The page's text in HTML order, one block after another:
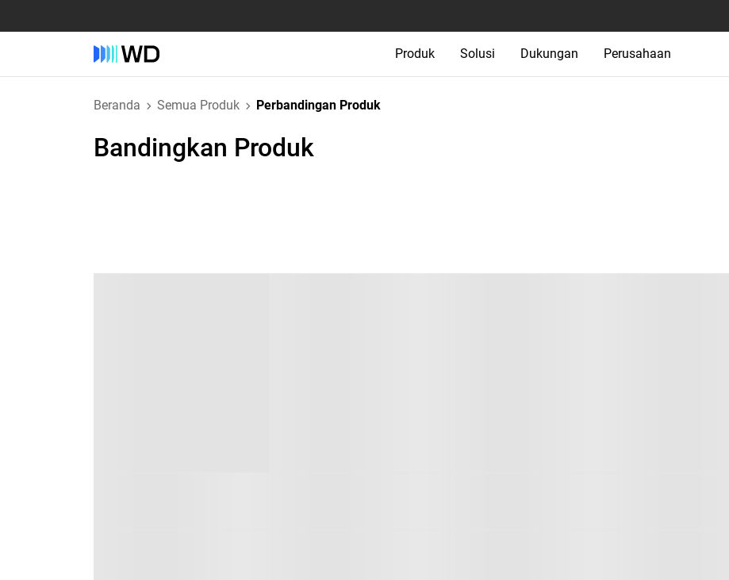
Produk Solusi Dukungan Perusahaan
Beranda Semua Produk Perbandingan Produk
Bandingkan Produk